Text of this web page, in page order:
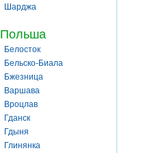
Шарджа
Польша
Белосток
Бельско-Биала
Бжезница
Варшава
Вроцлав
Гданск
Гдыня
Глинянка